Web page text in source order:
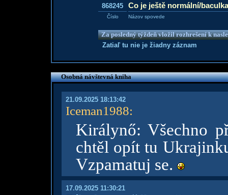
868245 Co je ještě normální/
Číslo Názov spovede
Za posledný týždeň vložil rozhrešení k
Zatiaľ tu nie je žiadny záznam
Osobná návštevná kniha
21.09.2025 18:13:42
Iceman1988:
Királynő: Všechno
chtěl opít tu
Vzpamatuj se.
17.09.2025 11:30:21